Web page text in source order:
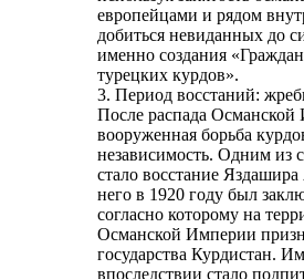
европейцами и рядом
добиться невиданных до
именно создания
турецких курдов».
3. Период восстаний:
После распада Османской
вооруженная борьба
независимость. Одним из
стало восстание
него в 1920 году был
согласно которому на
Османской Империи
государства Курдистан.
впоследствии стало